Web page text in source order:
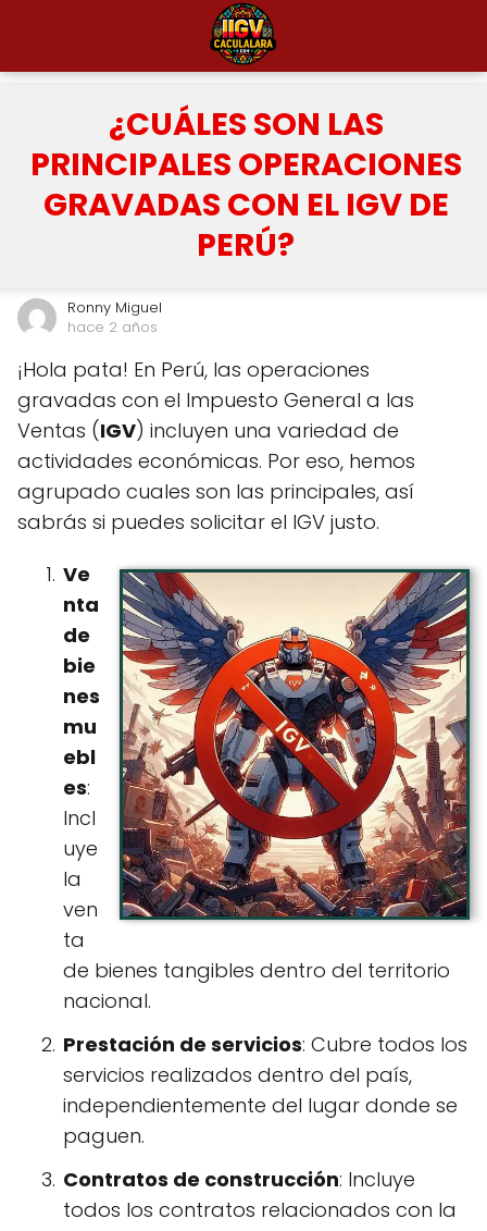
¿CUÁLES SON LAS
PRINCIPALES OPERACIONES
GRAVADAS CON EL IGV DE
PERÚ?
Ronny Miguel
hace 2 años
¡Hola pata! En Perú, las operaciones
gravadas con el Impuesto General a las
Ventas (IGV) incluyen una variedad de
actividades económicas. Por eso, hemos
agrupado cuales son las principales, así
sabrás si puedes solicitar el IGV justo.
Ve
nta
de
bie
nes
mu
ebl
es:
Incl
uye
la
ven
ta
de bienes tangibles dentro del territorio
nacional.
Prestación de servicios: Cubre todos los
servicios realizados dentro del país,
independientemente del lugar donde se
paguen.
Contratos de construcción: Incluye
todos los contratos relacionados con la